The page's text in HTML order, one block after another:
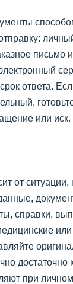
письмо
ответа.
или иск.
от
справки,
достаточно
при